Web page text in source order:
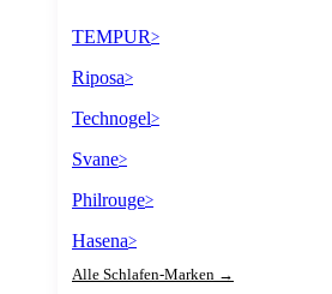
TEMPUR>
Riposa>
Technogel>
Svane>
Philrouge>
Hasena>
Alle Schlafen-Marken →